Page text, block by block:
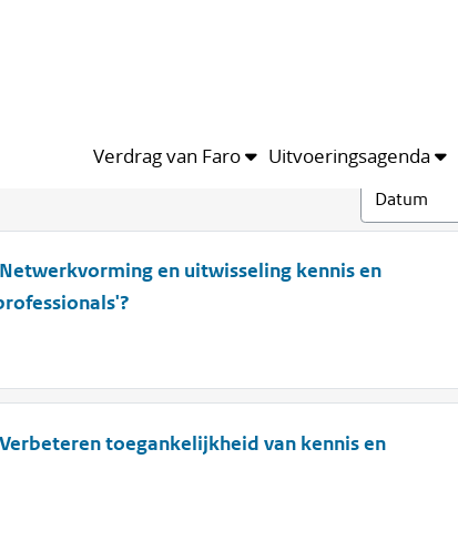
Verdrag van Faro Uitvoeringsagenda
en uitwisseling kennis en
toegankelijkheid van kennis en